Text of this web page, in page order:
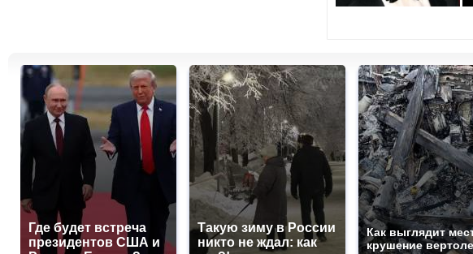
Где будет встреча
президентов США и
Такую зиму в России
никто не ждал: как
Как выглядит
крушение